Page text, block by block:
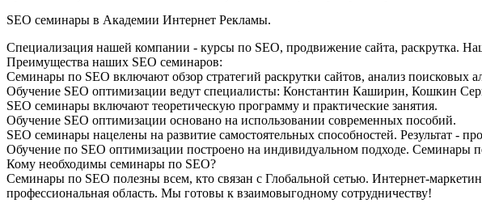
SEO семинары в Академии Интернет Рекламы.
Специализация нашей компании - курсы по SEO, продвижение сайта, раскрутка.
Преимущества наших SEO семинаров:
Семинары по SEO включают обзор стратегий раскрутки сайтов, анализ поисковых
Обучение SEO оптимизации ведут специалисты: Константин Каширин, Кошкин
SEO семинары включают теоретическую программу и практические занятия.
Обучение SEO оптимизации основано на использовании современных пособий.
SEO семинары нацелены на развитие самостоятельных способностей. Результат -
Обучение по SEO оптимизации построено на индивидуальном подходе. Семинары
Кому необходимы семинары по SEO?
Семинары по SEO полезны всем, кто связан с Глобальной сетью. Интернет-
профессиональная область. Мы готовы к взаимовыгодному сотрудничеству!